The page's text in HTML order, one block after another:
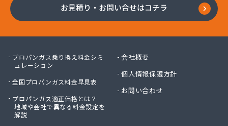
お見積り・お問い合せはコチラ
プロパンガス乗り換え料金シミ
ュレーション
全国プロパンガス料金早見表
プロパンガス適正価格とは？
地域や会社で異なる料金設定を
解説
会社概要
個人情報保護方針
お問い合わせ